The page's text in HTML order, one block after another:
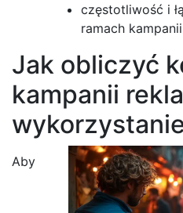
częstotliwość i
ramach kampanii
Jak obliczyć
kampanii
Aby